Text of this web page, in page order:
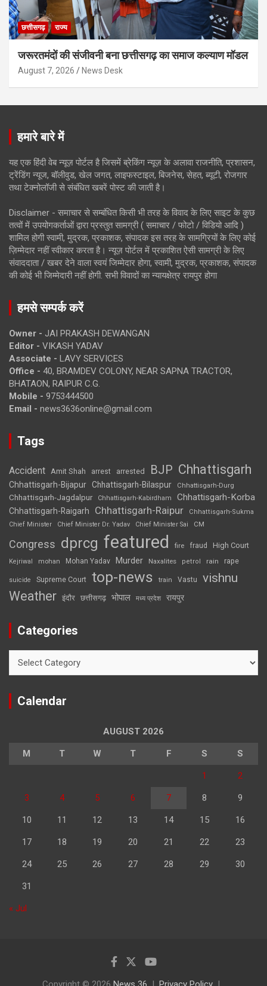
छत्तीसगढ़ राज्य
जरूरतमंदों की संजीवनी बना छत्तीसगढ़ का समाज कल्याण मॉडल
August 7, 2026 News Desk
हमारे बारे में
यह एक हिंदी वेब न्यूज़ पोर्टल है जिसमें ब्रेकिंग न्यूज़ के अलावा राजनीति, प्रशासन,
ट्रेंडिंग न्यूज, बॉलीवुड, खेल जगत, लाइफस्टाइल, बिजनेस, सेहत, ब्यूटी, रोजगार
तथा टेक्नोलॉजी से संबंधित खबरें पोस्ट की जाती है।
Disclaimer - समाचार से सम्बंधित किसी भी तरह के विवाद के लिए साइट के कुछ
तत्वों में उपयोगकर्ताओं द्वारा प्रस्तुत सामग्री ( समाचार / फोटो / विडियो आदि )
शामिल होगी स्वामी, मुद्रक, प्रकाशक, संपादक इस तरह के सामग्रियों के लिए कोई
ज़िम्मेदार नहीं स्वीकार करता है। न्यूज़ पोर्टल में प्रकाशित ऐसी सामग्री के लिए
संवाददाता / खबर देने वाला स्वयं जिम्मेदार होगा, स्वामी, मुद्रक, प्रकाशक, संपादक
की कोई भी जिम्मेदारी नहीं होगी. सभी विवादों का न्यायक्षेत्र रायपुर होगा
हमसे सम्पर्क करें
Owner - JAI PRAKASH DEWANGAN
Editor - VIKASH YADAV
Associate - LAVY SERVICES
Office - 40, BRAMDEV COLONY, NEAR SAPNA TRACTOR,
BHATAON, RAIPUR C.G.
Mobile - 9753444500
Email - news3636online@gmail.com
Tags
Accident Amit Shah arrest arrested BJP Chhattisgarh
Chhattisgarh-Bijapur Chhattisgarh-Bilaspur Chhattisgarh-Durg
Chhattisgarh-Jagdalpur Chhattisgarh-Kabirdham Chhattisgarh-Korba
Chhattisgarh-Raigarh Chhattisgarh-Raipur
Chhattisgarh-Sukma
Chief Minister
Chief Minister Dr. Yadav Chief Minister Sai CM
Congress dprcg featured fire fraud High Court
Kejriwal mohan Mohan Yadav Murder Naxalites petrol rain rape
suicide Supreme Court top-news train Vastu vishnu
Weather इंदौर छत्तीसगढ़ भोपाल मध्य प्रदेश रायपुर
Categories
Calendar
AUGUST 2026
M T W T F S S
1 2
3 4 5 6 7 8 9
10 11 12 13 14 15 16
17 18 19 20 21 22 23
24 25 26 27 28 29 30
31
« Jul